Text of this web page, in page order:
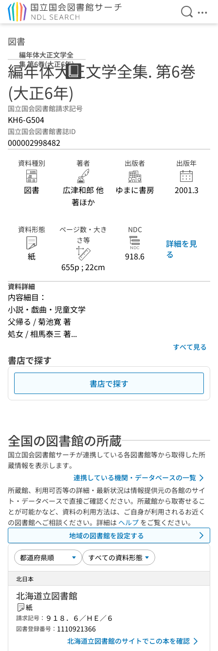
検索を
メ
図書
編年体大正文学全
集 第6巻(大正6年)
編年体大正文学全集. 第6巻
(大正6年)
国立国会図書館請求記号
KH6-G504
国立国会図書館書誌ID
000002998482
資料種別
図書
著者
広津和郎 他
著ほか
出版者
ゆまに書房
出版年
2001.3
資料形態
紙
ページ数・大き
さ等
655p ; 22cm
NDC
918.6
詳細を見
る
資料詳細
内容細目：
小説・戯曲・児童文学
父帰る / 菊池寛 著
処女 / 相馬泰三 著...
すべて見る
書店で探す
書店で探す
全国の図書館の所蔵
国立国会図書館サーチが連携している各図書館等から取得した所
蔵情報を表示します。
連携している機関・データベースの一覧
所蔵館、利用可否等の詳細・最新状況は情報提供元の各館のサイ
ト・データベースで直接ご確認ください。所蔵館から取寄せるこ
とが可能かなど、資料の利用方法は、ご自身が利用されるお近く
の図書館へご相談ください。詳細は ヘルプ をご覧ください。
地域の図書館を設定する
北日本
北海道立図書館
紙
請求記号： ９１８．６／ＨＥ／６
図書登録番号： 1110921366
北海道立図書館のサイトでこの本を確認